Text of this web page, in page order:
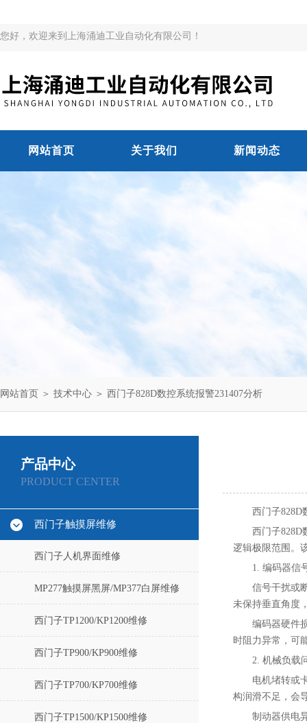
您好，欢迎来到上海涌迪工业自动化有限公司！
网站首页 关于我们 新闻动态
网站首页 ＞ 技术中心 ＞ 西门子828D数控系统报警231407分析
产品中心
PRODUCT CENTER
西门子触摸屏维修
西门子人机界面维修
MP277触摸屏黑屏/MP377白屏维修
西门子TP1200/KP1200维修
西门子TP900/KP900维修
西门子TP700/KP700维修
西门子TP1500/KP1500维修
西门子828D
西门子828D
逻辑极限范围。
1. ‌编码器信
信号干扰或
未保持垂直角度
编码器硬件
时阻力异常，可
2. ‌机械负载
电机堵转或
构润滑不足，会
制动器供电